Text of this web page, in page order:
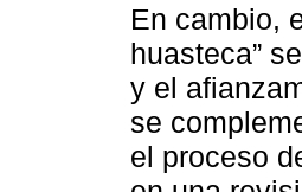
En cambio,
huasteca”
y el
se
el proceso